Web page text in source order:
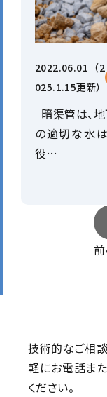
2022.06.01 （2
025.1.15更新）
暗渠管は、
の適切な水
役…
技術的なご相談
軽にお電話ま
ください。